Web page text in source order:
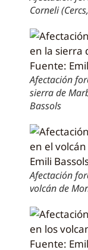
Corneli
Afectación
sierra de
Bassols
Afectación
volcán de